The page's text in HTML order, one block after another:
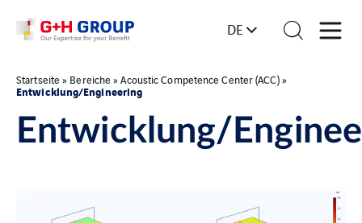
DE
Startseite » Bereiche »Acoustic Competence Center (ACC)»
Entwicklung/Engineering
Entwicklung/